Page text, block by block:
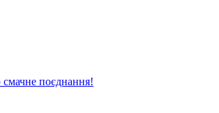
поєднання!